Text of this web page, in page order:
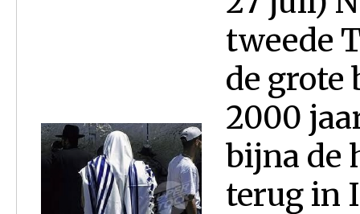
tweede
de grote
2000
bijna de
terug in